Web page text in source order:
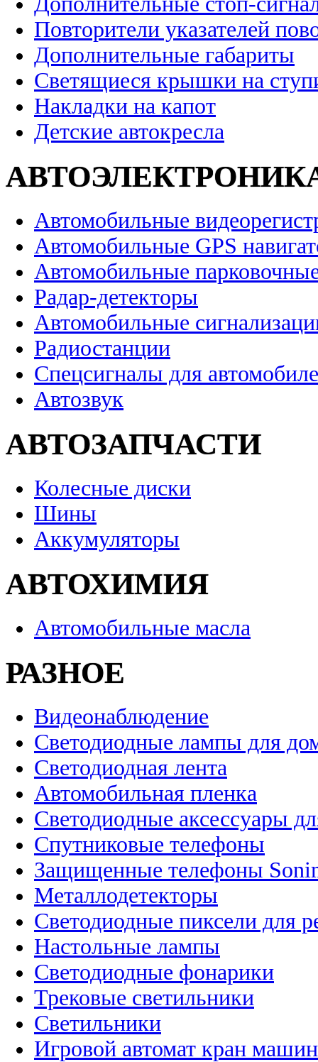
Повторители указателей
Дополнительные габариты
Светящиеся крышки на
Накладки на капот
Детские автокресла
Автомобильные
Автомобильные GPS
Автомобильные
Радар-детекторы
Автомобильные
Радиостанции
Спецсигналы для
Автозвук
АВТОЗАПЧАСТИ
Колесные диски
Шины
Аккумуляторы
АВТОХИМИЯ
Автомобильные масла
РАЗНОЕ
Видеонаблюдение
Светодиодные лампы для
Светодиодная лента
Автомобильная пленка
Светодиодные аксессуары
Спутниковые телефоны
Защищенные телефоны
Металлодетекторы
Светодиодные пиксели для
Настольные лампы
Светодиодные фонарики
Трековые светильники
Светильники
Игровой автомат кран